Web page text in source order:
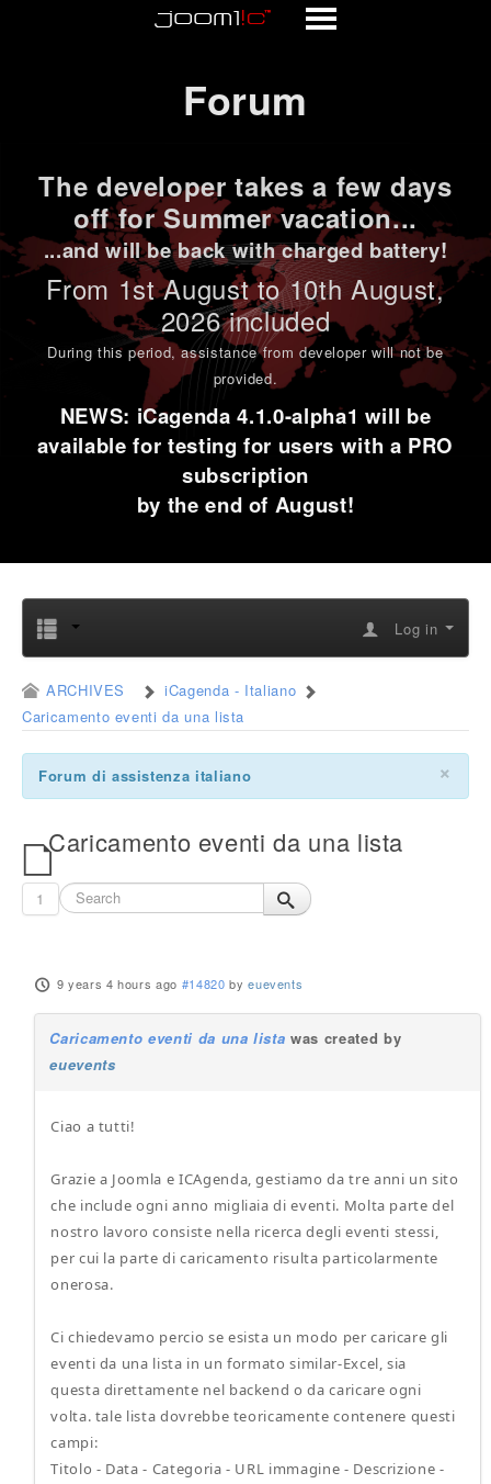
Forum
The developer takes a few days
off for Summer vacation...
...and will be back with charged battery!
From 1stAugust to 10th August,
2026 included
During this period,assistance from developer will not be
provided.
NEWS: iCagenda 4.1.0-alpha1 will be
available for testing for users with a PRO
subscription
by the end of August!
Log in
ARCHIVES
iCagenda - Italiano
Caricamento eventi da una lista
×
Forum di assistenza italiano
Caricamento eventi da una lista
1
9 years 4 hours ago #14820 byeuevents
Caricamento eventi da una lista was created by
euevents
Ciao a tutti!
Grazie a Joomla e ICAgenda, gestiamo da tre anni un sito
che include ogni anno migliaia di eventi. Molta parte del
nostro lavoro consiste nella ricerca degli eventi stessi,
per cui la parte di caricamento risulta particolarmente
onerosa.
Ci chiedevamo percio se esista un modo per caricare gli
eventi da una lista in un formato similar-Excel, sia
questa direttamente nel backend o da caricare ogni
volta. tale lista dovrebbe teoricamente contenere questi
campi:
Titolo - Data - Categoria - URL immagine - Descrizione -